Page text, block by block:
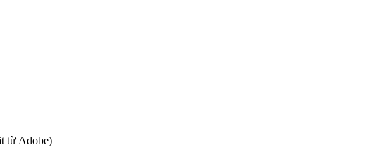
từ Adobe)